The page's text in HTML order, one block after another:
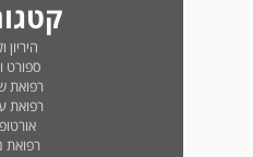
היריון
ספורט
רפואת
רפואת
רפואת